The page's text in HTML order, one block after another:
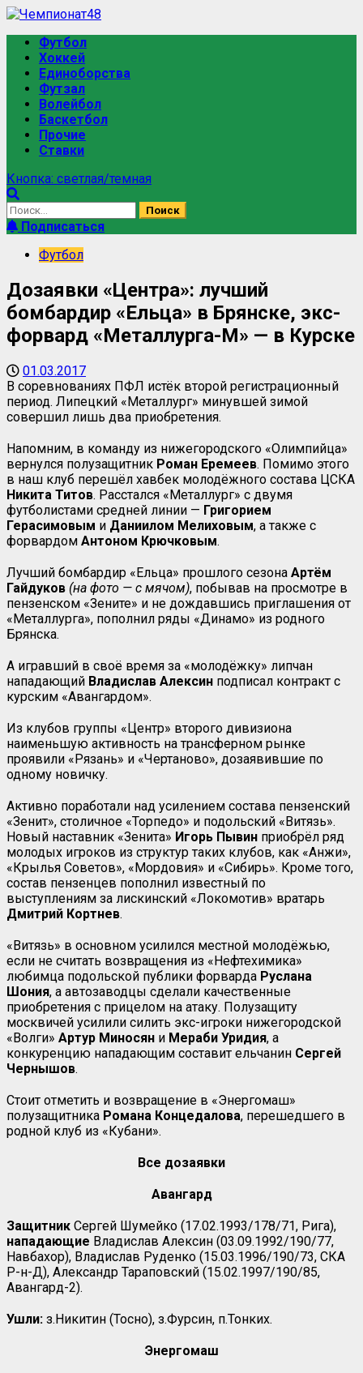
Футбол
Хоккей
Единоборства
Футзал
Волейбол
Баскетбол
Прочие
Ставки
Кнопка: светлая/темная
Подписаться
Футбол
Дозаявки «Центра»: лучший
бомбардир «Ельца» в Брянске, экс-
форвард «Металлурга-М» — в Курске
01.03.2017
В соревнованиях ПФЛ истёк второй регистрационный
период. Липецкий «Металлург» минувшей зимой
совершил лишь два приобретения.
Напомним, в команду из нижегородского «Олимпийца»
вернулся полузащитник Роман Еремеев. Помимо этого
в наш клуб перешёл хавбек молодёжного состава ЦСКА
Никита Титов. Расстался «Металлург» с двумя
футболистами средней линии — Григорием
Герасимовым и Даниилом Мелиховым, а также с
форвардом Антоном Крючковым.
Лучший бомбардир «Ельца» прошлого сезона Артём
Гайдуков (на фото — с мячом), побывав на просмотре в
пензенском «Зените» и не дождавшись приглашения от
«Металлурга», пополнил ряды «Динамо» из родного
Брянска.
А игравший в своё время за «молодёжку» липчан
нападающий Владислав Алексин подписал контракт с
курским «Авангардом».
Из клубов группы «Центр» второго дивизиона
наименьшую активность на трансферном рынке
проявили «Рязань» и «Чертаново», дозаявившие по
одному новичку.
Активно поработали над усилением состава пензенский
«Зенит», столичное «Торпедо» и подольский «Витязь».
Новый наставник «Зенита» Игорь Пывин приобрёл ряд
молодых игроков из структур таких клубов, как «Анжи»,
«Крылья Советов», «Мордовия» и «Сибирь». Кроме того,
состав пензенцев пополнил известный по
выступлениям за лискинский «Локомотив» вратарь
Дмитрий Кортнев.
«Витязь» в основном усилился местной молодёжью,
если не считать возвращения из «Нефтехимика»
любимца подольской публики форварда Руслана
Шония, а автозаводцы сделали качественные
приобретения с прицелом на атаку. Полузащиту
москвичей усилили силить экс-игроки нижегородской
«Волги» Артур Миносян и Мераби Уридия, а
конкуренцию нападающим составит ельчанин Сергей
Чернышов.
Стоит отметить и возвращение в «Энергомаш»
полузащитника Романа Концедалова, перешедшего в
родной клуб из «Кубани».
Все дозаявки
Авангард
Защитник Сергей Шумейко (17.02.1993/178/71, Рига),
нападающие Владислав Алексин (03.09.1992/190/77,
Навбахор), Владислав Руденко (15.03.1996/190/73, СКА
Р-н-Д), Александр Тараповский (15.02.1997/190/85,
Авангард-2).
Ушли: з.Никитин (Тосно), з.Фурсин, п.Тонких.
Энергомаш